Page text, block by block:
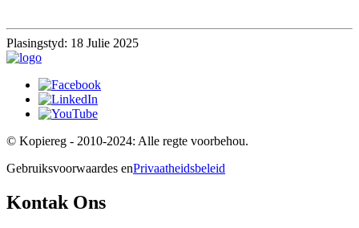
Plasingstyd: 18 Julie 2025
© Kopiereg - 2010-2024: Alle regte voorbehou.
Gebruiksvoorwaardes enPrivaatheidsbeleid
Kontak Ons